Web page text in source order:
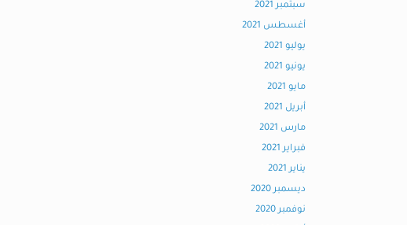
سبتمبر 2021
أغسطس 2021
يوليو 2021
يونيو 2021
مايو 2021
أبريل 2021
مارس 2021
فبراير 2021
يناير 2021
ديسمبر 2020
نوفمبر 2020